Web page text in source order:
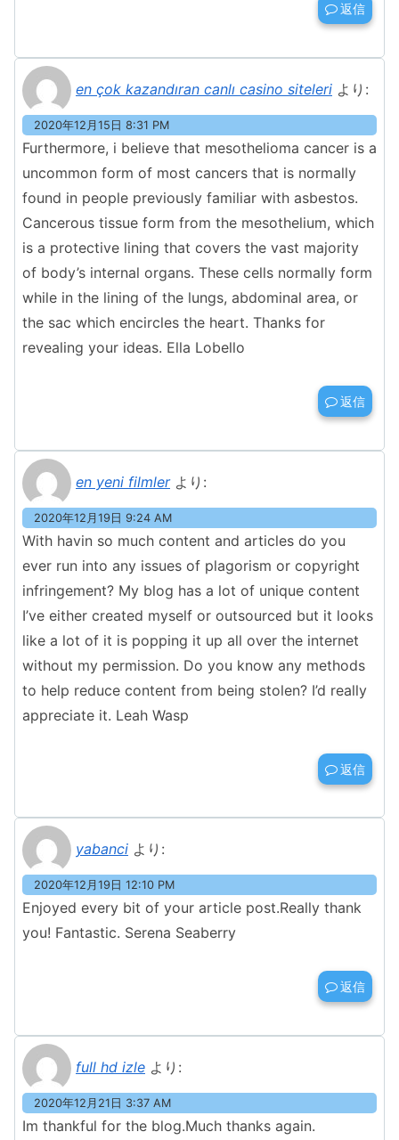
返信
en çok kazandıran canlı casino siteleri より:
2020年12月15日 8:31 PM
Furthermore, i believe that mesothelioma cancer is a
uncommon form of most cancers that is normally
found in people previously familiar with asbestos.
Cancerous tissue form from the mesothelium, which
is a protective lining that covers the vast majority
of body’s internal organs. These cells normally form
while in the lining of the lungs, abdominal area, or
the sac which encircles the heart. Thanks for
revealing your ideas. Ella Lobello
返信
en yeni filmler より:
2020年12月19日 9:24 AM
With havin so much content and articles do you
ever run into any issues of plagorism or copyright
infringement? My blog has a lot of unique content
I’ve either created myself or outsourced but it looks
like a lot of it is popping it up all over the internet
without my permission. Do you know any methods
to help reduce content from being stolen? I’d really
appreciate it. Leah Wasp
返信
yabanci より:
2020年12月19日 12:10 PM
Enjoyed every bit of your article post.Really thank
you! Fantastic. Serena Seaberry
返信
full hd izle より:
2020年12月21日 3:37 AM
Im thankful for the blog.Much thanks again.